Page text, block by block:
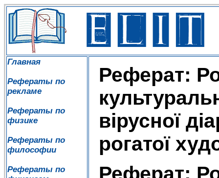
Главная
Рефераты по
рекламе
Рефераты по
физике
Рефераты по
философии
Рефераты по
Реферат:
вірусної
рогатої
Реферат: